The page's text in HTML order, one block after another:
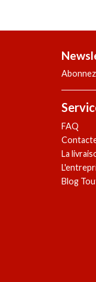
FAQ
La
Blog